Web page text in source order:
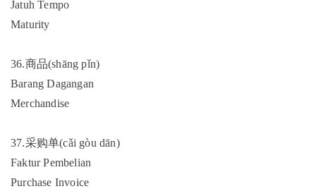
Jatuh Tempo
Maturity
36.商品(shāng pǐn)
Barang Dagangan
Merchandise
37.采购单(cǎi gòu dān)
Faktur Pembelian
Purchase Invoice